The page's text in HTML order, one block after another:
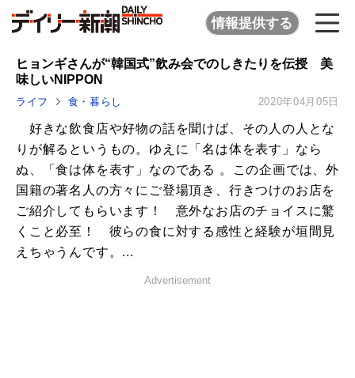
情報提供する
ヒョンギさんが“韓国式”飲み会でのしきたりを伝授 美
味しいNIPPON
ライフ 食・暮らし 2020年04月05日
好きな飲食店や好物の話を聞けば、その人の人とな
りが解るというもの。ゆえに「名は体を表す」なら
ぬ、「食は体を表す」なのである 。この企画では、外
国籍の著名人の方々にご登場頂き、行きつけのお店を
ご紹介してもらいます！ 意外なお店のチョイスに驚
くこと必至！ 彼らの食に対する感性と経験が垣間見
えちゃうんです。...
Advertisement